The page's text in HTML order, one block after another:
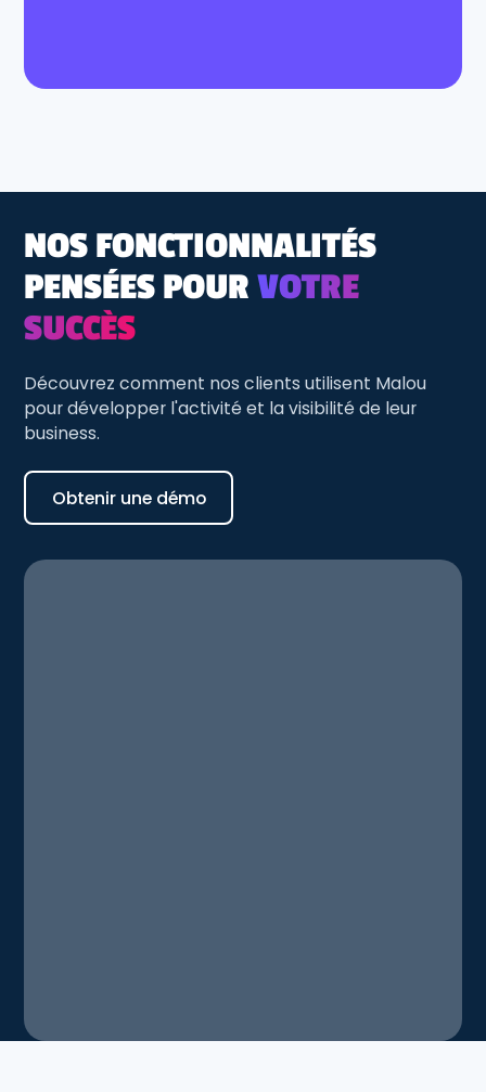
NOS FONCTIONNALITÉS
PENSÉES POURVOTRE
SUCCÈS
Découvrez comment nos clients utilisent Malou
pour développer l'activité et la visibilité de leur
business.
Obtenir une démo